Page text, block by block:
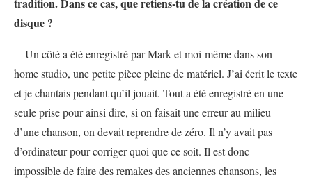
disque ?
—Un côté a été enregistré par Mark et moi-même dans son
home studio, une petite pièce pleine de matériel. J’ai écrit le texte
et je chantais pendant qu’il jouait. Tout a été enregistré en une
seule prise pour ainsi dire, si on faisait une erreur au milieu
d’une chanson, on devait reprendre de zéro. Il n’y avait pas
d’ordinateur pour corriger quoi que ce soit. Il est donc
impossible de faire des remakes des anciennes chansons, les